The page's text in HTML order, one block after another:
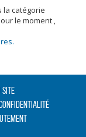
la catégorie
le moment ,
site